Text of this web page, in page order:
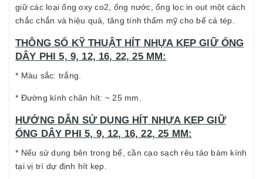
giữ các loại ống oxy co2, ống nước, ống lọc in out một cách
chắc chắn và hiệu quả, tăng tính thẩm mỹ cho bể cá tép.
THÔNG SỐ KỸ THUẬT HÍT NHỰA KẸP GIỮ ỐNG
DÂY PHI 5, 9, 12, 16, 22, 25 MM:
* Màu sắc: trắng.
* Đường kính chân hít: ~ 25 mm.
HƯỚNG DẪN SỬ DỤNG HÍT NHỰA KẸP GIỮ
ỐNG DÂY PHI 5, 9, 12, 16, 22, 25 MM:
* Nếu sử dụng bên trong bể, cần cạo sạch rêu tảo bám kính
tại vị trí dự định hít kẹp.